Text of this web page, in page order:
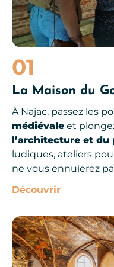
01
La Maison du
À Najac, passez les
médiévale et
l’architecture et
ludiques, ateliers
ne vous ennuierez
Découvrir
Chapelle des Pénitents